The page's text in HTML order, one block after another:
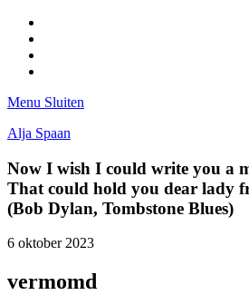
Menu Sluiten
Alja Spaan
Now I wish I could write you a
That could hold you dear lady
(Bob Dylan, Tombstone Blues)
6 oktober 2023
vermomd